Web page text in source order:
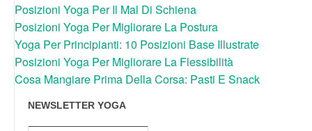
Posizioni Yoga Per Il Mal Di Schiena
Posizioni Yoga Per Migliorare La Postura
Yoga Per Principianti: 10 Posizioni Base Illustrate
Posizioni Yoga Per Migliorare La Flessibilità
Cosa Mangiare Prima Della Corsa: Pasti E Snack
NEWSLETTER YOGA